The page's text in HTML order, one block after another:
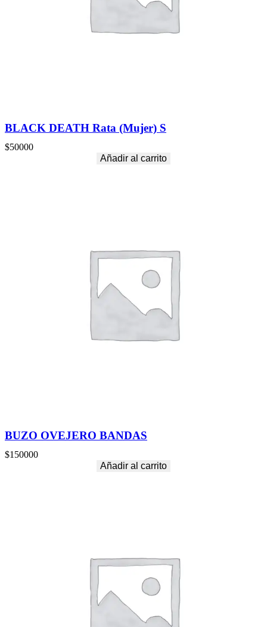
BLACK DEATH Rata (Mujer) S
$50000
Añadir al carrito
BUZO OVEJERO BANDAS
$150000
Añadir al carrito